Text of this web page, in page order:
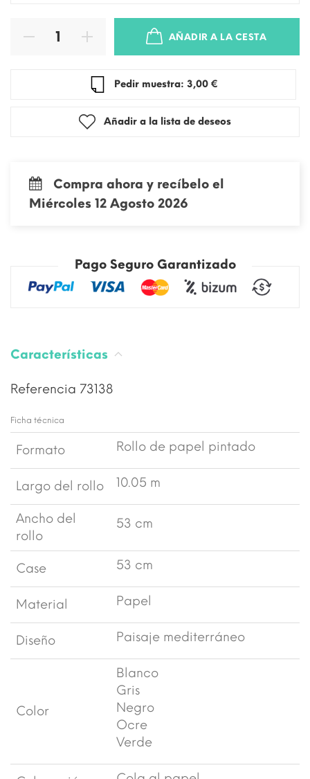
AÑADIR A LA CESTA
Pedir muestra: 3,00 €
Añadir a la lista de deseos
Compra ahora y recíbelo el
Miércoles 12 Agosto 2026
Pago Seguro Garantizado
Características
Referencia 73138
Ficha técnica
Formato Rollo de papel pintado
Largo del rollo 10.05 m
Ancho del
rollo
53 cm
Case 53 cm
Material Papel
Diseño Paisaje mediterráneo
Color
Blanco
Gris
Negro
Ocre
Verde